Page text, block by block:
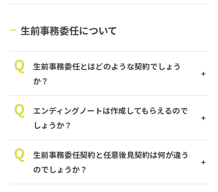
生前事務委任について
生前事務委任とはどのような契約でしょう
か？
エンディングノートは作成してもらえるので
しょうか？
生前事務委任契約と任意後見契約は何が違う
のでしょうか？